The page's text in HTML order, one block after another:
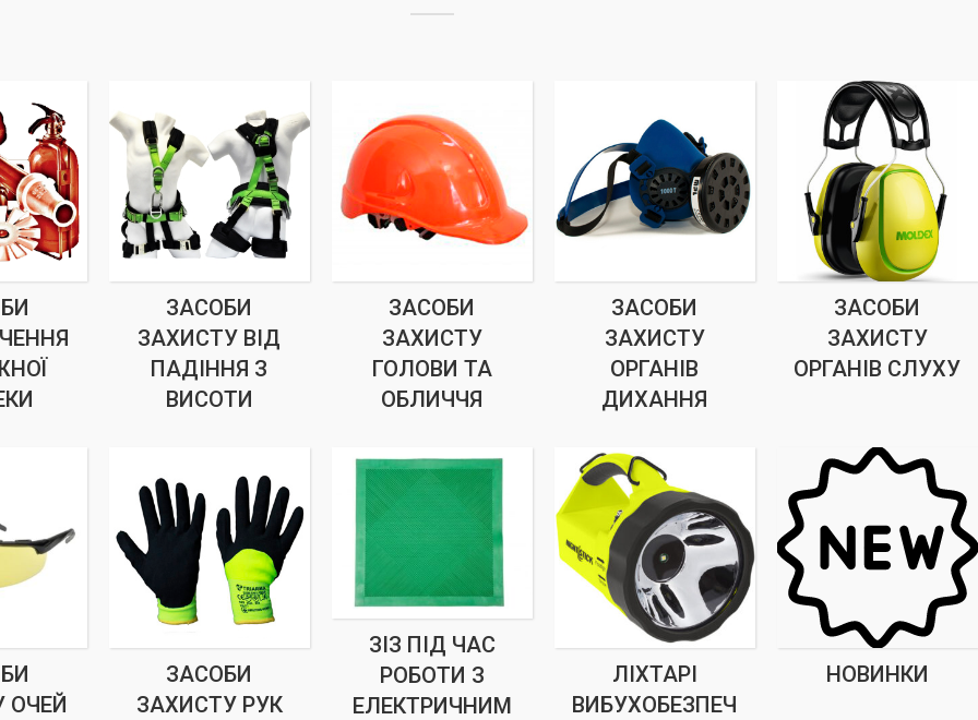
ЗАСОБИ
ЗАХИСТУ ВІД
ПАДІННЯ З
ВИСОТИ
ЗАСОБИ
ЗАХИСТУ
ГОЛОВИ ТА
ОБЛИЧЧЯ
ЗАСОБИ
ЗАХИСТУ
ОРГАНІВ
ДИХАННЯ
ЗАСОБИ
ЗАХИСТУ
ОРГАНІВ СЛУХУ
ОЧЕЙ
ЗАСОБИ
ЗАХИСТУ РУК
ЗІЗ ПІД ЧАС
РОБОТИ З
ЕЛЕКТРИЧНИМ
ЛІХТАРІ
ВИБУХОБЕЗПЕЧ
НОВИНКИ